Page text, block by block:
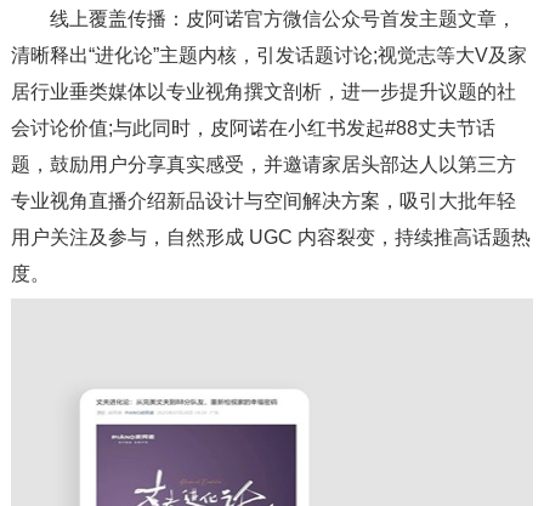
线上覆盖传播：皮阿诺官方微信公众号首发主题文章，
清晰释出“进化论”主题内核，引发话题讨论;视觉志等大V及家
居行业垂类媒体以专业视角撰文剖析，进一步提升议题的社
会讨论价值;与此同时，皮阿诺在小红书发起#88丈夫节话
题，鼓励用户分享真实感受，并邀请家居头部达人以第三方
专业视角直播介绍新品设计与空间解决方案，吸引大批年轻
用户关注及参与，自然形成 UGC 内容裂变，持续推高话题热
度。